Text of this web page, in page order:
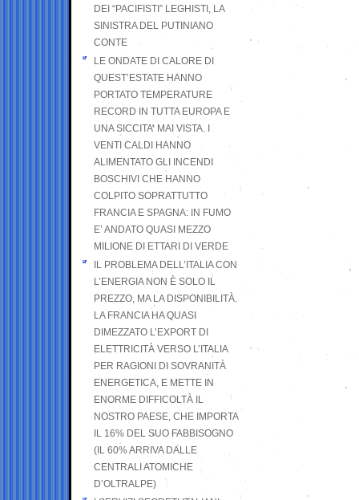
DEI “PACIFISTI” LEGHISTI, LA
SINISTRA DEL PUTINIANO
CONTE
LE ONDATE DI CALORE DI
QUEST’ESTATE HANNO
PORTATO TEMPERATURE
RECORD IN TUTTA EUROPA E
UNA SICCITA’ MAI VISTA. I
VENTI CALDI HANNO
ALIMENTATO GLI INCENDI
BOSCHIVI CHE HANNO
COLPITO SOPRATTUTTO
FRANCIA E SPAGNA: IN FUMO
E’ ANDATO QUASI MEZZO
MILIONE DI ETTARI DI VERDE
IL PROBLEMA DELL’ITALIA CON
L’ENERGIA NON È SOLO IL
PREZZO, MA LA DISPONIBILITÀ.
LA FRANCIA HA QUASI
DIMEZZATO L’EXPORT DI
ELETTRICITÀ VERSO L’ITALIA
PER RAGIONI DI SOVRANITÀ
ENERGETICA, E METTE IN
ENORME DIFFICOLTÀ IL
NOSTRO PAESE, CHE IMPORTA
IL 16% DEL SUO FABBISOGNO
(IL 60% ARRIVA DALLE
CENTRALI ATOMICHE
D’OLTRALPE)